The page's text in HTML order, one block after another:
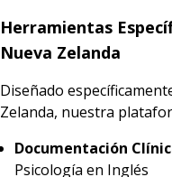
Herramientas
Nueva Zelanda
Diseñado
Zelanda, nuestra
Documentación
Psicología en Inglés